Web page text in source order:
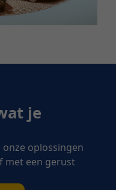
je
oplossingen
met een gerust